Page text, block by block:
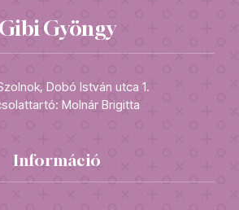
Gibi Gyöngy
Dobó István utca 1.
Molnár Brigitta
Információ